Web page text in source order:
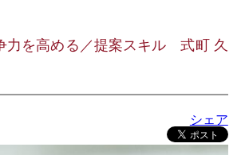
力を高める／提案スキル 式町 久
シェア